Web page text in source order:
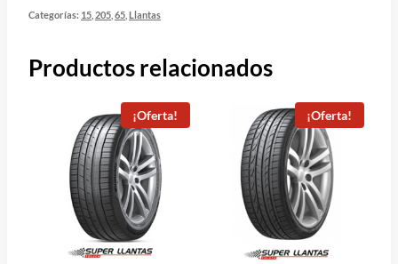
Categorías: 15 205 65 Llantas
Productos relacionados
¡Oferta! ¡Oferta!